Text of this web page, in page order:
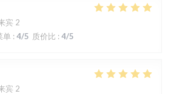
宾 2
单 : 4/5 质价比 : 4/5
宾 2